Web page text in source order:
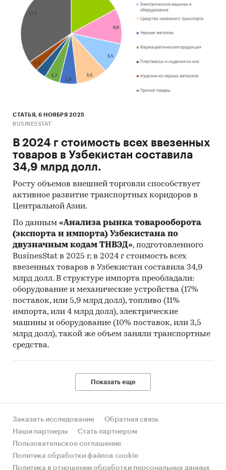
СТАТЬЯ, 6 НОЯБРЯ 2025
BUSINESSTAT
В 2024 г стоимость всех ввезенных
товаров в Узбекистан составила
34,9 млрд долл.
Росту объемов внешней торговли способствует
активное развитие транспортных коридоров в
Центральной Азии.
По данным «Анализа рынка товарооборота
(экспорта и импорта) Узбекистана по
двузначным кодам ТНВЭД», подготовленного
BusinesStat в 2025 г, в 2024 г стоимость всех
ввезенных товаров в Узбекистан составила 34,9
млрд долл. В структуре импорта преобладали:
оборудование и механические устройства (17%
поставок, или 5,9 млрд долл), топливо (11%
импорта, или 4 млрд долл), электрические
машины и оборудование (10% поставок, или 3,5
млрд долл), такой же объем заняли транспортные
средства.
Показать еще
Заказать исследование
Обратная связь
Наши партнеры
Стать партнером
Пользовательское соглашение
Политика обработки файлов cookie
Политика в отношении обработки персональных данных